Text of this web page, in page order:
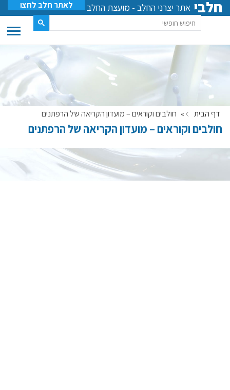
חלבי אתר יצרני החלב - מועצת החלב לאתר חלב לחצו
דף הבית » חולבים וקוראים – מועדון הקריאה של הרפתנים
חולבים וקוראים – מועדון הקריאה של הרפתנים